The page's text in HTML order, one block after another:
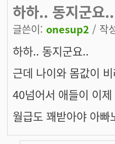
하하.. 동지군요
글쓴이: onesup2 / 작
하하.. 동지군요..
근데 나이와 몸값이
40넘어서 애들이 이
월급도 꽤받아야 아